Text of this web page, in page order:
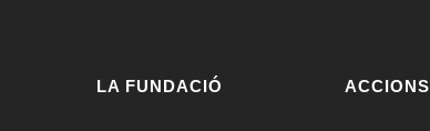
LA FUNDACIÓ ACCIONS